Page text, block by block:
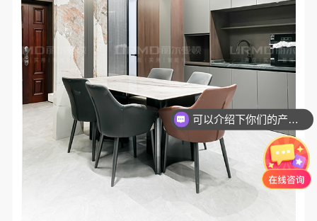
可以介绍下你们的产品么？
你们是怎么收费的呢？